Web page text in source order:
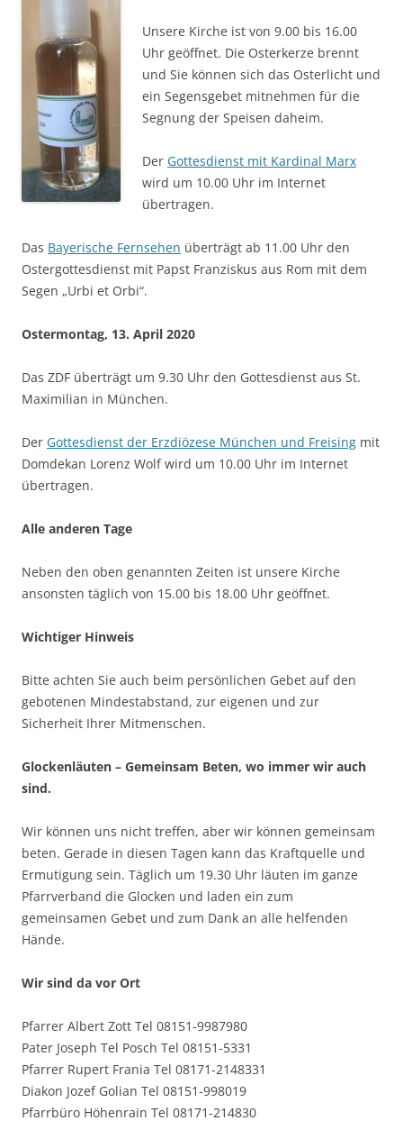
Unsere Kirche ist von 9.00 bis 16.00
Uhr geöffnet. Die Osterkerze brennt
und Sie können sich das Osterlicht und
ein Segensgebet mitnehmen für die
Segnung der Speisen daheim.
Der Gottesdienst mit Kardinal Marx
wird um 10.00 Uhr im Internet
übertragen.
Das Bayerische Fernsehen überträgt ab 11.00 Uhr den
Ostergottesdienst mit Papst Franziskus aus Rom mit dem
Segen „Urbi et Orbi“.
Ostermontag, 13. April 2020
Das ZDF überträgt um 9.30 Uhr den Gottesdienst aus St.
Maximilian in München.
Der Gottesdienst der Erzdiözese München und Freising mit
Domdekan Lorenz Wolf wird um 10.00 Uhr im Internet
übertragen.
Alle anderen Tage
Neben den oben genannten Zeiten ist unsere Kirche
ansonsten täglich von 15.00 bis 18.00 Uhr geöffnet.
Wichtiger Hinweis
Bitte achten Sie auch beim persönlichen Gebet auf den
gebotenen Mindestabstand, zur eigenen und zur
Sicherheit Ihrer Mitmenschen.
Glockenläuten – Gemeinsam Beten, wo immer wir auch
sind.
Wir können uns nicht treffen, aber wir können gemeinsam
beten. Gerade in diesen Tagen kann das Kraftquelle und
Ermutigung sein. Täglich um 19.30 Uhr läuten im ganze
Pfarrverband die Glocken und laden ein zum
gemeinsamen Gebet und zum Dank an alle helfenden
Hände.
Wir sind da vor Ort
Pfarrer Albert Zott Tel 08151-9987980
Pater Joseph Tel Posch Tel 08151-5331
Pfarrer Rupert Frania Tel 08171-2148331
Diakon Jozef Golian Tel 08151-998019
Pfarrbüro Höhenrain Tel 08171-214830